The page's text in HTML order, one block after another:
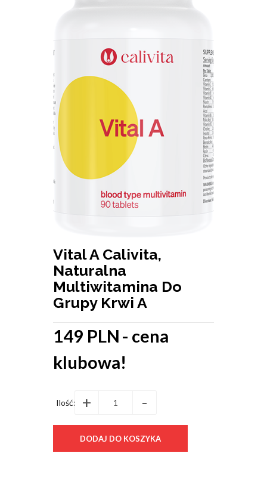
Vital A Calivita,
Naturalna
Multiwitamina Do
Grupy Krwi A
149 PLN - cena
klubowa!
Ilość: + -